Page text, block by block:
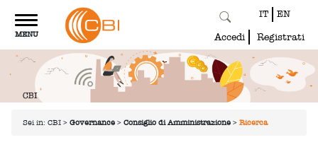
Toggle
navigation
MENU
IT EN
Accedi Registrati
Sei in: CBI > Governance > Consiglio di Amministrazione > Ricerca